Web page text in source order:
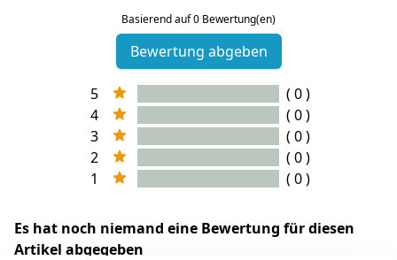
Basierend auf 0 Bewertung(en)
Bewertung abgeben
5
( 0 )
4
( 0 )
3
( 0 )
2
( 0 )
1
( 0 )
Es hat noch niemand eine Bewertung für diesen
Artikel abgegeben